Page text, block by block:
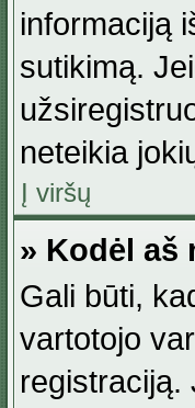
informaciją
sutikimą.
neteikia
Į viršų
» Kodėl aš
Gali būti,
vartotojo
registraciją.